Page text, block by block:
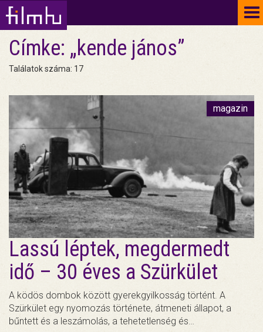
Címke: „kende jános”
Találatok száma: 17
magazin
Lassú léptek, megdermedt
idő – 30 éves a Szürkület
A ködös dombok között gyerekgyilkosság történt. A
Szürkület egy nyomozás története, átmeneti állapot, a
bűntett és a leszámolás, a tehetetlenség és…